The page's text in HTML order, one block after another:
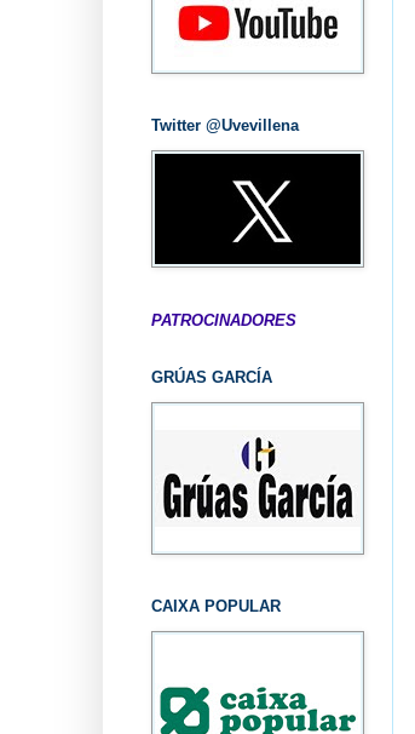
Twitter @Uvevillena
PATROCINADORES
GRÚAS GARCÍA
CAIXA POPULAR